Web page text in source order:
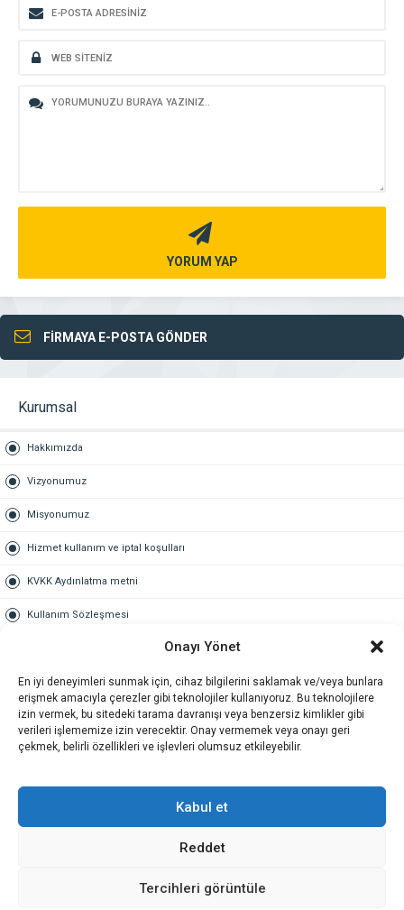
Onayı Yönet
En iyi deneyimleri sunmak için, cihaz bilgilerini saklamak ve/veya bunlara
erişmek amacıyla çerezler gibi teknolojiler kullanıyoruz. Bu teknolojilere
izin vermek, bu sitedeki tarama davranışı veya benzersiz kimlikler gibi
verileri işlememize izin verecektir. Onay vermemek veya onayı geri
çekmek, belirli özellikleri ve işlevleri olumsuz etkileyebilir.
Kabul et
Reddet
Tercihleri görüntüle
YORUM YAP
FİRMAYA E-POSTA GÖNDER
Kurumsal
Hakkımızda
Vizyonumuz
Misyonumuz
Hizmet kullanım ve iptal koşulları
KVKK Aydınlatma metni
Kullanım Sözleşmesi
Gold üyelik nedir
Kariyer